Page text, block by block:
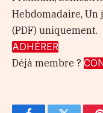
Hebdomadaire, Un
(PDF) uniquement.
ADHÉRER
Déjà membre ?